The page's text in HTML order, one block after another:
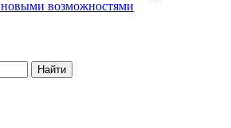
возможностями
Найти